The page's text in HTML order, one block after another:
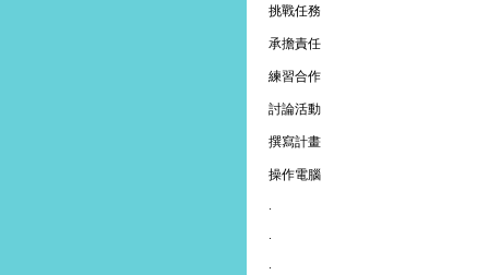
挑戰任務
承擔責任
練習合作
討論活動
撰寫計畫
操作電腦
.
.
.